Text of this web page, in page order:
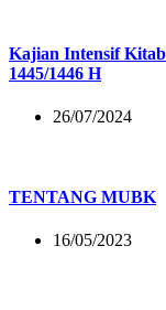
Kajian Intensif
1445/1446 H
26/07/2024
TENTANG MUBK
16/05/2023